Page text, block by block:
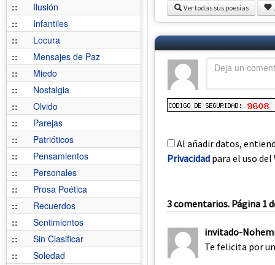
::
Ilusión
::
Infantiles
::
Locura
::
Mensajes de Paz
::
Miedo
::
Nostalgia
::
Olvido
::
Parejas
::
Patrióticos
::
Pensamientos
::
Personales
::
Prosa Poética
::
Recuerdos
::
Sentimientos
::
Sin Clasificar
::
Soledad
Ver todas sus poesías
Al añadir datos,
Privacidad para el uso del
3 comentarios. Página 1
invitado-
Te felicita por